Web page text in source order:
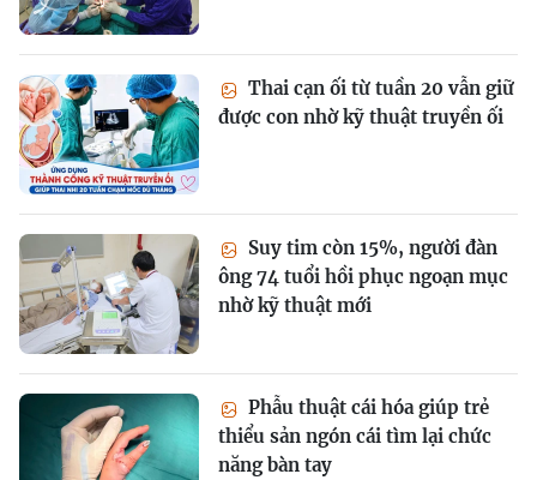
Thai cạn ối từ tuần 20 vẫn giữ
được con nhờ kỹ thuật truyền ối
Suy tim còn 15%, người đàn
ông 74 tuổi hồi phục ngoạn mục
nhờ kỹ thuật mới
Phẫu thuật cái hóa giúp trẻ
thiểu sản ngón cái tìm lại chức
năng bàn tay